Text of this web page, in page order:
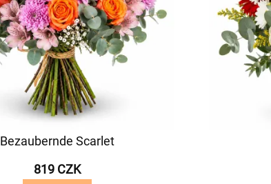
Bezaubernde Scarlet
819 CZK